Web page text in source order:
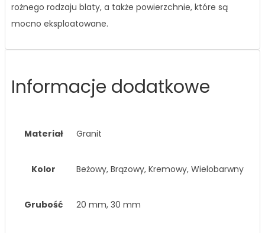
rożnego rodzaju blaty, a także powierzchnie, które są
mocno eksploatowane.
Informacje dodatkowe
Materiał Granit
Kolor Beżowy, Brązowy, Kremowy, Wielobarwny
Grubość 20 mm, 30 mm